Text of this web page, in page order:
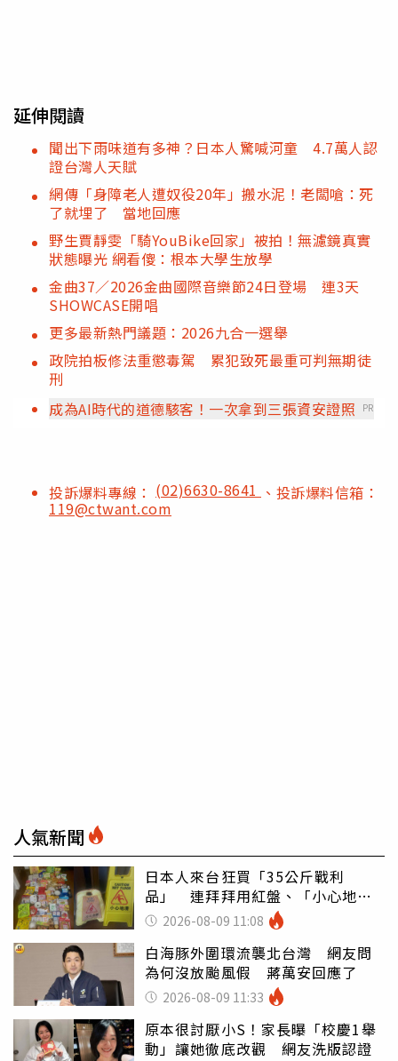
延伸閱讀
聞出下雨味道有多神？日本人驚喊河童 4.7萬人認
證台灣人天賦
網傳「身障老人遭奴役20年」搬水泥！老闆嗆：死
了就埋了 當地回應
野生賈靜雯「騎YouBike回家」被拍！無濾鏡真實
狀態曝光 網看傻：根本大學生放學
金曲37／2026金曲國際音樂節24日登場 連3天
SHOWCASE開唱
更多最新熱門議題：2026九合一選舉
政院拍板修法重懲毒駕 累犯致死最重可判無期徒
刑
成為AI時代的道德駭客！一次拿到三張資安證照
PR
投訴爆料專線： (02)6630-8641 、投訴爆料信箱：
119@ctwant.com
人氣新聞
日本人來台狂買「35公斤戰利
品」 連拜拜用紅盤、「小心地
滑」告示牌也帶回家
2026-08-09 11:08
白海豚外圍環流襲北台灣 網友問
為何沒放颱風假 蔣萬安回應了
2026-08-09 11:33
原本很討厭小S！家長曝「校慶1舉
動」讓她徹底改觀 網友洗版認證